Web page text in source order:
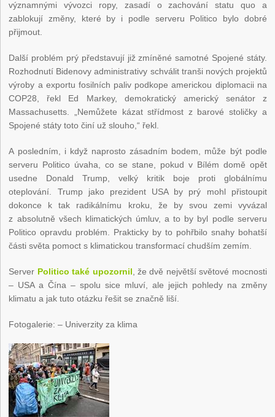
významnými vývozci ropy, zasadí o zachování statu quo a
zablokují změny, které by i podle serveru Politico bylo dobré
přijmout.
Další problém prý představují již zmíněné samotné Spojené státy.
Rozhodnutí Bidenovy administrativy schválit tranši nových projektů
výroby a exportu fosilních paliv podkope americkou diplomacii na
COP28, řekl Ed Markey, demokratický americký senátor z
Massachusetts. „Nemůžete kázat střídmost z barové stoličky a
Spojené státy toto činí už slouho,“ řekl.
A posledním, i když naprosto zásadním bodem, může být podle
serveru Politico úvaha, co se stane, pokud v Bílém domě opět
usedne Donald Trump, velký kritik boje proti globálnímu
oteplování. Trump jako prezident USA by prý mohl přistoupit
dokonce k tak radikálnímu kroku, že by svou zemi vyvázal
z absolutně všech klimatických úmluv, a to by byl podle serveru
Politico opravdu problém. Prakticky by to pohřbilo snahy bohatší
části světa pomoct s klimatickou transformací chudším zemím.
Server Politico také upozornil , že dvě největší světové mocnosti
– USA a Čína – spolu sice mluví, ale jejich pohledy na změny
klimatu a jak tuto otázku řešit se značně liší.
Fotogalerie: – Univerzity za klima